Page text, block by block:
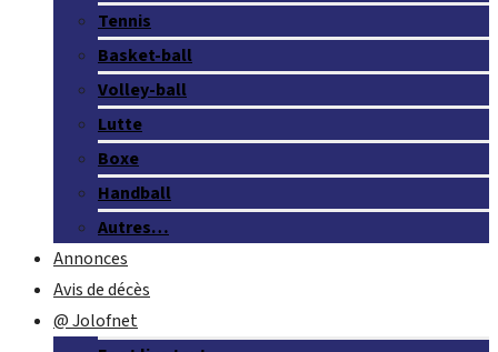
Tennis
Basket-ball
Volley-ball
Lutte
Boxe
Handball
Autres…
Annonces
Avis de décès
@ Jolofnet